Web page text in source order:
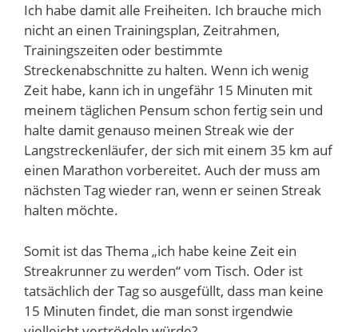
Ich habe damit alle Freiheiten. Ich brauche mich
nicht an einen Trainingsplan, Zeitrahmen,
Trainingszeiten oder bestimmte
Streckenabschnitte zu halten. Wenn ich wenig
Zeit habe, kann ich in ungefähr 15 Minuten mit
meinem täglichen Pensum schon fertig sein und
halte damit genauso meinen Streak wie der
Langstreckenläufer, der sich mit einem 35 km auf
einen Marathon vorbereitet. Auch der muss am
nächsten Tag wieder ran, wenn er seinen Streak
halten möchte.
Somit ist das Thema „ich habe keine Zeit ein
Streakrunner zu werden“ vom Tisch. Oder ist
tatsächlich der Tag so ausgefüllt, dass man keine
15 Minuten findet, die man sonst irgendwie